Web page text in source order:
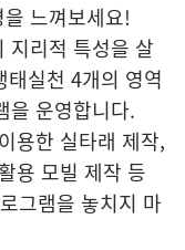
느껴보세요!
지리적 특성을 살
실천 4개의 영역
을 운영합니다.
용한 실타래 제작,
용 모빌 제작 등
그램을 놓치지 마